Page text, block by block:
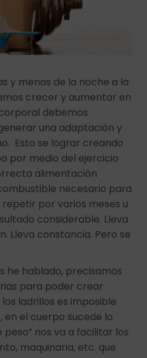
y menos de la noche a la
crecer y aumentar en
debemos
una adaptación y
Esto se lograr creando
por medio del ejercicio
alimentación
necesario para
por varios meses u
considerable. Lleva
Lleva constancia. Pero se
he hablado, precisamos
para poder crear
ladrillos es imposible
en el cuerpo sucede lo
peso” nos va a facilitar los
maquinaria, etc. que